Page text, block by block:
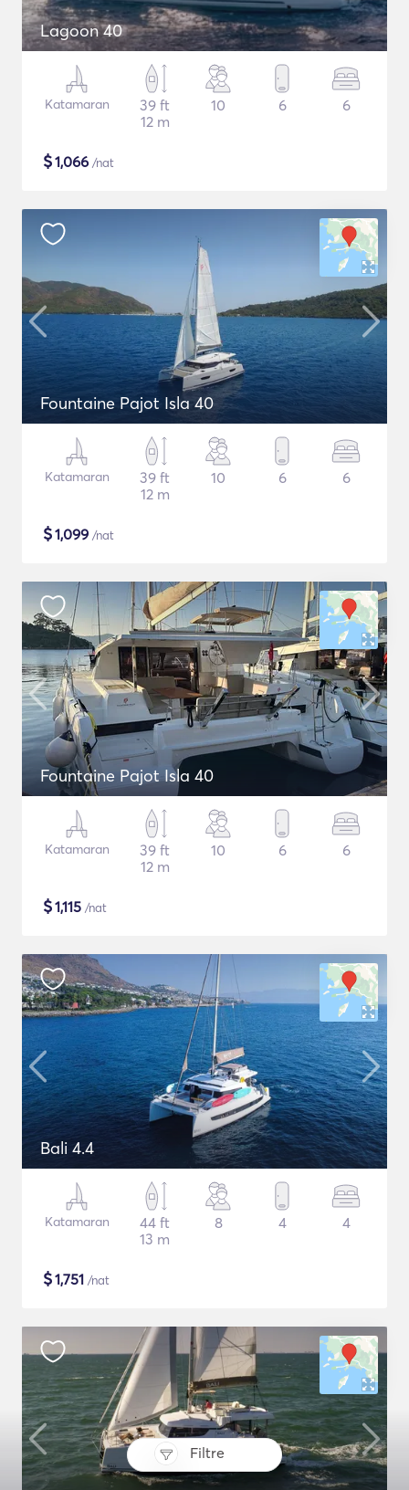
Filtre
Lagoon 40
Katamaran
39 ft
12 m
10 6 6
$1,066 /nat
Fountaine Pajot Isla 40
Katamaran
39 ft
12 m
10 6 6
$1,099 /nat
Fountaine Pajot Isla 40
Katamaran
39 ft
12 m
10 6 6
$1,115 /nat
Bali 4.4
Katamaran
44 ft
13 m
8 4 4
$1,751 /nat